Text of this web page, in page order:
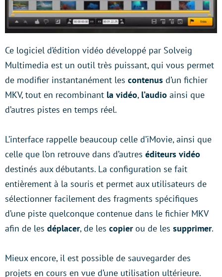
Ce logiciel d’édition vidéo développé par Solveig
Multimedia est un outil très puissant, qui vous permet
de modifier instantanément les contenus d’un fichier
MKV, tout en recombinant la vidéo, l’audio ainsi que
d’autres pistes en temps réel.
L’interface rappelle beaucoup celle d’iMovie, ainsi que
celle que l’on retrouve dans d’autres éditeurs vidéo
destinés aux débutants. La configuration se fait
entièrement à la souris et permet aux utilisateurs de
sélectionner facilement des fragments spécifiques
d’une piste quelconque contenue dans le fichier MKV
afin de les déplacer, de les copierou de les supprimer.
Mieux encore, il est possible de sauvegarder des
projets en cours en vue d’une utilisation ultérieure.